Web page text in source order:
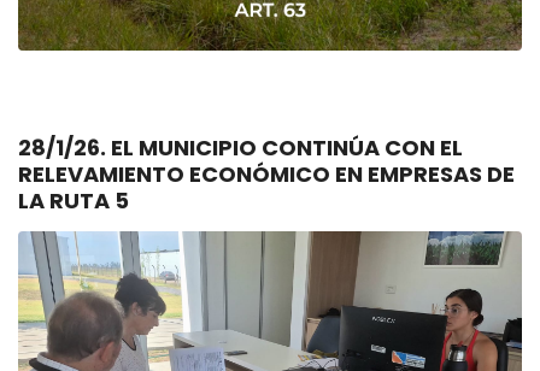
28/1/26. EL MUNICIPIO CONTINÚA CON EL
RELEVAMIENTO ECONÓMICO EN EMPRESAS DE
LA RUTA 5